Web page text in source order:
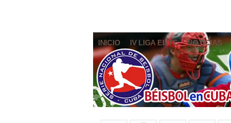
INICIO IV LIGA ELITE NOTICIAS